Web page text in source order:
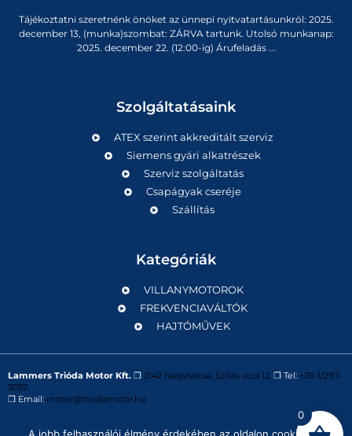
Tájékoztatni szeretnénk önöket az ünnepi nyitvatartásunkról: 2025.
december 13, (munka)szombat: ZÁRVA tartunk. Utolsó munkanap:
2025. december 22. (12:00-ig) Árufeladás ...
Szolgáltatásaink
ATEX szerint akkreditált szerviz
Siemens gyári alkatrészek
Szerviz szolgáltatás
Csapágyak cseréje
Szállítás
Kategóriák
VILLANYMOTOROK
FREKVENCIAVÁLTÓK
HAJTÓMŰVEK
Lammers Trióda Motor Kft. ❒ 2142 Nagytarcsa, Szilas utca 12. ❒ Tel: +36-1/297-
3057
❒ Email: motor@triodamotor.hu
0